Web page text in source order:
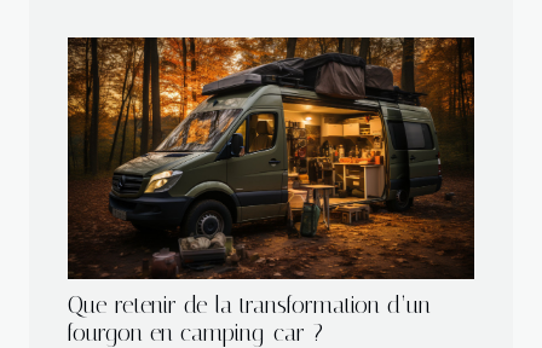
Que retenir de la transformation d’un
fourgon en camping-car ?